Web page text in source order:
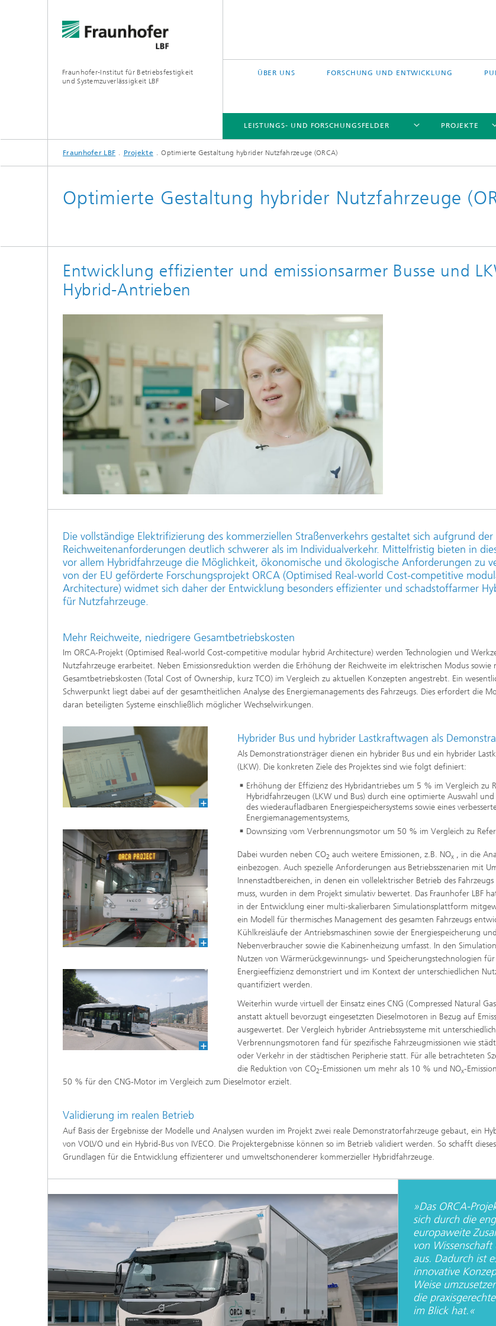
Fraunhofer-Institut für Betriebsfestigkeit
und Systemzuverlässigkeit LBF
ÜBER UNS FORSCHUNG UND ENTWICKLUNG
LEISTUNGS- UND FORSCHUNGSFELDER
LEISTUNGS- UND FORSCHUNGSFELDER
PROJEKTE
PROJEKTE
QUERSCHNITTS- UND FOKUSTHEMEN
Fraunhofer LBF Projekte Optimierte Gestaltung hybrider Nutzfahrzeuge (ORCA)
Optimierte Gestaltung hybrider Nutzfahrzeuge
Entwicklung effizienter und emissionsarmer Busse und
Hybrid-Antrieben
Die vollständige Elektrifizierung des kommerziellen Straßenverkehrs gestaltet sich aufgrund
Reichweitenanforderungen deutlich schwerer als im Individualverkehr. Mittelfristig bieten in
vor allem Hybridfahrzeuge die Möglichkeit, ökonomische und ökologische Anforderungen zu
von der EU geförderte Forschungsprojekt ORCA (Optimised Real-world Cost-competitive
Architecture) widmet sich daher der Entwicklung besonders effizienter und schadstoffarmer
für Nutzfahrzeuge.
Mehr Reichweite, niedrigere Gesamtbetriebskosten
Im ORCA-Projekt (Optimised Real-world Cost-competitive modular hybrid Architecture) werden Technologien und
Nutzfahrzeuge erarbeitet. Neben Emissionsreduktion werden die Erhöhung der Reichweite im elektrischen Modus sowie
Gesamtbetriebskosten (Total Cost of Ownership, kurz TCO) im Vergleich zu aktuellen Konzepten angestrebt. Ein
Schwerpunkt liegt dabei auf der gesamtheitlichen Analyse des Energiemanagements des Fahrzeugs. Dies erfordert die
daran beteiligten Systeme einschließlich möglicher Wechselwirkungen.
Hybrider Bus und hybrider Lastkraftwagen als
Als Demonstrationsträger dienen ein hybrider Bus und ein hybrider
(LKW). Die konkreten Ziele des Projektes sind wie folgt definiert:
Erhöhung der Effizienz des Hybridantriebes um 5 % im Vergleich zu
Hybridfahrzeugen (LKW und Bus) durch eine optimierte Auswahl
des wiederaufladbaren Energiespeichersystems sowie eines
Energiemanagementsystems,
Downsizing vom Verbrennungsmotor um 50 % im Vergleich zu
Dabei wurden neben CO2 auch weitere Emissionen, z.B. NOx , in die
einbezogen. Auch spezielle Anforderungen aus Betriebsszenarien mit
Innenstadtbereichen, in denen ein vollelektrischer Betrieb des
muss, wurden in dem Projekt simulativ bewertet. Das Fraunhofer LBF
in der Entwicklung einer multi-skalierbaren Simulationsplattform
ein Modell für thermisches Management des gesamten Fahrzeugs
Kühlkreisläufe der Antriebsmaschinen sowie der Energiespeicherung und
Nebenverbraucher sowie die Kabinenheizung umfasst. In den
Nutzen von Wärmerückgewinnungs- und Speicherungstechnologien
Energieeffizienz demonstriert und im Kontext der unterschiedlichen
quantifiziert werden.
Weiterhin wurde virtuell der Einsatz eines CNG (Compressed Natural
anstatt aktuell bevorzugt eingesetzten Dieselmotoren in Bezug auf
ausgewertet. Der Vergleich hybrider Antriebssysteme mit
Verbrennungsmotoren fand für spezifische Fahrzeugmissionen wie
oder Verkehr in der städtischen Peripherie statt. Für alle betrachteten
die Reduktion von CO2-Emissionen um mehr als 10 % und NOx-
50 % für den CNG-Motor im Vergleich zum Dieselmotor erzielt.
Validierung im realen Betrieb
Auf Basis der Ergebnisse der Modelle und Analysen wurden im Projekt zwei reale Demonstratorfahrzeuge gebaut, ein
von VOLVO und ein Hybrid-Bus von IVECO. Die Projektergebnisse können so im Betrieb validiert werden. So schafft
Grundlagen für die Entwicklung effizienterer und umweltschonenderer kommerzieller Hybridfahrzeuge.
»Das ORCA-
sich durch die
europaweite
von
aus. Dadurch ist
innovative
Weise
die
im Blick hat.«